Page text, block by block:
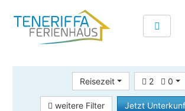
Reisezeit 2 0
weitere Filter Jetzt